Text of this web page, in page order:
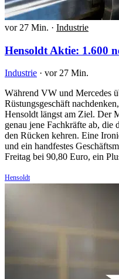
vor 27 Min. · Industrie
Hensoldt Aktie: 1.600
Industrie · vor 27 Min.
Während VW und Mercedes
Rüstungsgeschäft
Hensoldt längst am Ziel. Der
genau jene Fachkräfte ab, die
den Rücken kehren. Eine
und ein handfestes
Freitag bei 90,80 Euro, ein
Hensoldt